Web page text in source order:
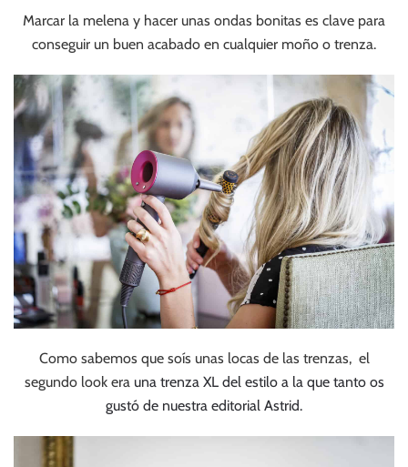
Marcar la melena y hacer unas ondas bonitas es clave para
conseguir un buen acabado en cualquier moño o trenza.
Como sabemos que soís unas locas de las trenzas, el
segundo look era una trenza XL del estilo a la que tanto os
gustó de nuestra editorial Astrid.